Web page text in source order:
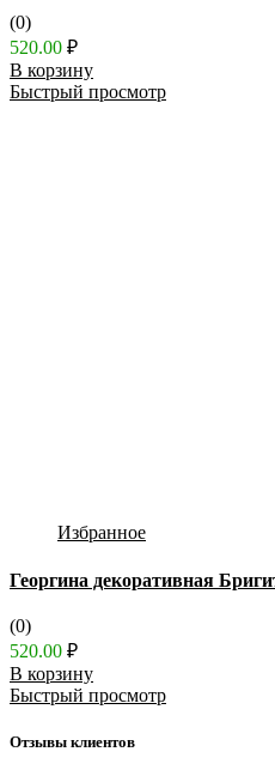
(0)
520.00 ₽
В корзину
Быстрый просмотр
Избранное
Георгина декоративная
(0)
520.00 ₽
В корзину
Быстрый просмотр
Отзывы клиентов